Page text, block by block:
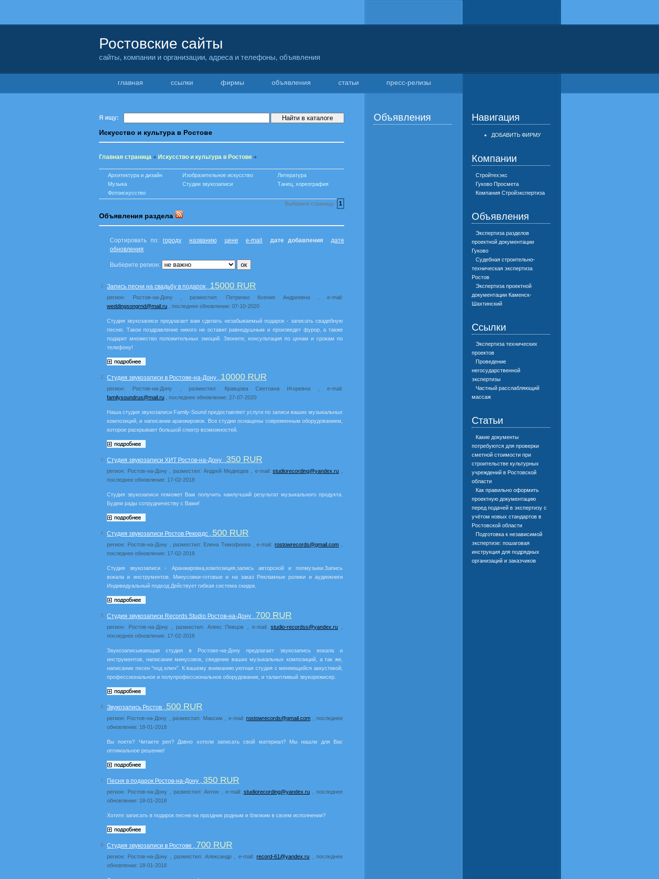
Ростовские сайты
сайты, компании и организации, адреса и телефоны, объявления
главная ссылки фирмы объявления статьи пресс-релизы
Я ищу:
Искусство и культура в Ростове
Главная страница Искусство и культура в Ростове
Архитектура и дизайн Изобразительное искусство
Литература
Музыка
Студии звукозаписи
Танец, хореография
Фотоискусство
Выберите страницу:
1
Объявления раздела
Сортировать по: городу названию цене e-mail дате добавления
дате
обновления
Выберите регион:
1. Запись песни на свадьбу в подарок , 15000 RUR
регион: Ростов-на-Дону , разместил: Петренко Ксения Андреевна , e-mail:
weddingsongrnd@mail.ru , последнее обновление: 07-10-2020
Студия звукозаписи предлагает вам сделать незабываемый подарок - записать свадебную
песню. Такое поздравление никого не оставит равнодушным и произведет фурор, а также
подарит множество положительных эмоций. Звоните, консультация по ценам и срокам по
телефону!
2. Студия звукозаписи в Ростове-на-Дону , 10000 RUR
регион: Ростов-на-Дону , разместил: Кравцова Светлана Игоревна , e-mail:
familysoundrus@mail.ru , последнее обновление: 27-07-2020
Наша студия звукозаписи Family-Sound предоставляет услуги по записи ваших музыкальных
композиций, и написании аранжировок. Все студии оснащены современным оборудованием,
которое раскрывает большой спектр возможностей.
3. Студия звукозаписи ХИТ Ростов-на-Дону , 350 RUR
регион: Ростов-на-Дону , разместил: Андрей Медведев , e-mail:studiorecording@yandex.ru
последнее обновление: 17-02-2018
Студия звукозаписи поможет Вам получить наилучший результат музыкального продукта.
Будем рады сотрудничеству с Вами!
4. Студия звукозаписи Ростов Рекордс , 500 RUR
регион: Ростов-на-Дону , разместил: Елена Тимофеева , e-mail:rostowrecords@gmail.com
последнее обновление: 17-02-2018
Студия звукозаписи - Аранжировка,композиция,запись авторской и попмузыки.Запись
вокала и инструментов. Минусовки-готовые и на заказ Рекламные ролики и аудиокниги
Индивидуальный подход Действует гибкая система скидок.
5. Студия звукозаписи Records Studio Ростов-на-Дону , 700 RUR
регион: Ростов-на-Дону , разместил: Алекс Певцов , e-mail:studio-recordss@yandex.ru
последнее обновление: 17-02-2018
Звукозаписывающая студия в Ростове-на-Дону предлагает звукозапись вокала и
инструментов, написание минусовок, сведение ваших музыкальных композиций, а так же,
написание песен "под ключ". К вашему вниманию уютная студия с меняющейся аккустикой,
профессиональное и полупрофессиональное оборудование, и талантливый звукорежисер.
6. Звукозапись Ростов , 500 RUR
регион: Ростов-на-Дону , разместил: Максим , e-mail:rostowrecords@gmail.com , последнее
обновление: 18-01-2018
Вы поете? Читаете реп? Давно хотели записать свой материал? Мы нашли для Вас
оптимальное решение!
7. Песня в подарок Ростов-на-Дону , 350 RUR
регион: Ростов-на-Дону , разместил: Антон , e-mail: studiorecording@yandex.ru, последнее
обновление: 18-01-2018
Хотите записать в подарок песню на праздник родным и близким в своем исполнении?
8. Студия звукозаписи в Ростове , 700 RUR
регион: Ростов-на-Дону , разместил: Александр , e-mail:record-61@yandex.ru , последнее
обновление: 18-01-2018
Объявления Навигация
ДОБАВИТЬ ФИРМУ
Компании
Стройтехэкс
Гуково Просмета
Компания Стройэкспертиза
Объявления
Экспертиза разделов
проектной документации
Гуково
Судебная строительно-
техническая экспертиза
Ростов
Экспертиза проектной
документации Каменск-
Шахтинский
Ссылки
Экспертиза технических
проектов
Проведение
негосударственной
экспертизы
Частный расслабляющий
массаж
Статьи
Какие документы
потребуются для проверки
сметной стоимости при
строительстве культурных
учреждений в Ростовской
области
Как правильно оформить
проектную документацию
перед подачей в экспертизу с
учётом новых стандартов в
Ростовской области
Подготовка к независимой
экспертизе: пошаговая
инструкция для подрядных
организаций и заказчиков